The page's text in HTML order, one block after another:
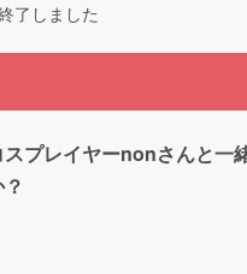
了しました
プレイヤーnonさんと一